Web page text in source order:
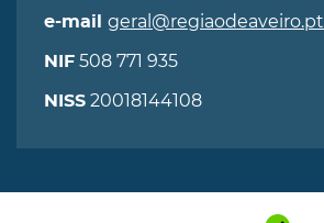
e-mail geral@regiaodeaveiro.pt
NIF 508 771 935
NISS 20018144108